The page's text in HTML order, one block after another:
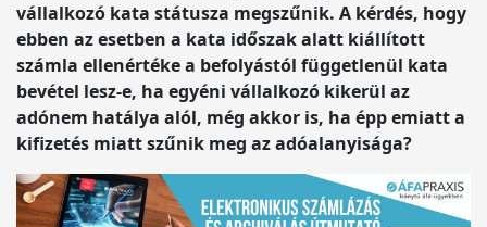
vállalkozó kata státusza megszűnik. A kérdés, hogy
ebben az esetben a kata időszak alatt kiállított
számla ellenértéke a befolyástól függetlenül kata
bevétel lesz-e, ha egyéni vállalkozó kikerül az
adónem hatálya alól, még akkor is, ha épp emiatt a
kifizetés miatt szűnik meg az adóalanyisága?